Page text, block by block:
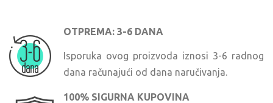
OTPREMA: 3-6 DANA
Isporuka ovog proizvoda iznosi 3-6 radnog
dana računajući od dana naručivanja.
100% SIGURNA KUPOVINA